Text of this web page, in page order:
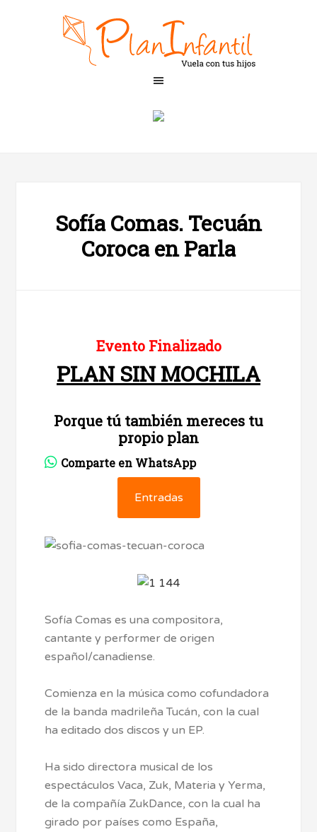
Sofía Comas. Tecuán
Coroca en Parla
Evento Finalizado
PLAN SIN MOCHILA
Porque tú también mereces tu
propio plan
Comparte en WhatsApp
Entradas
Sofía Comas es una compositora,
cantante y performer de origen
español/canadiense.
Comienza en la música como cofundadora
de la banda madrileña Tucán, con la cual
ha editado dos discos y un EP.
Ha sido directora musical de los
espectáculos Vaca, Zuk, Materia y Yerma,
de la compañía ZukDance, con la cual ha
girado por países como España,